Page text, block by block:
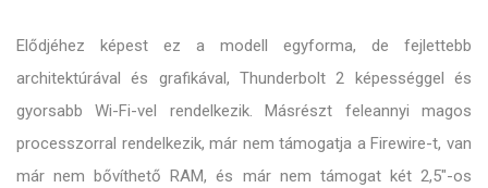
Elődjéhez képest ez a modell egyforma, de fejlettebb
architektúrával és grafikával, Thunderbolt 2 képességgel és
gyorsabb Wi-Fi-vel rendelkezik. Másrészt feleannyi magos
processzorral rendelkezik, már nem támogatja a Firewire-t, van
már nem bővíthető RAM, és már nem támogat két 2,5"-os